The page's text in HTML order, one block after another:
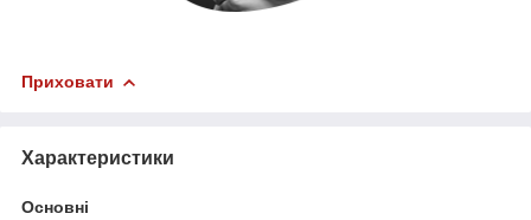
Приховати
Характеристики
Основні